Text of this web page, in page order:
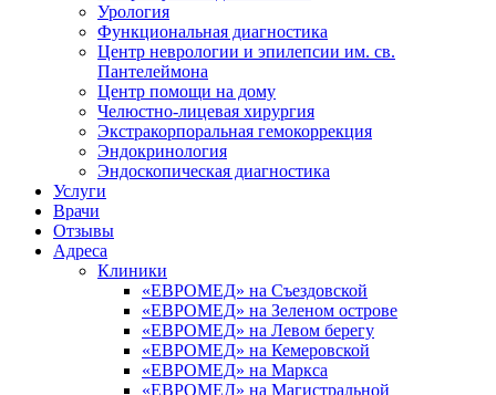
Урология
Функциональная диагностика
Центр неврологии и эпилепсии им. св.
Пантелеймона
Центр помощи на дому
Челюстно-лицевая хирургия
Экстракорпоральная гемокоррекция
Эндокринология
Эндоскопическая диагностика
Услуги
Врачи
Отзывы
Адреса
Клиники
«ЕВРОМЕД» на Съездовской
«ЕВРОМЕД» на Зеленом острове
«ЕВРОМЕД» на Левом берегу
«ЕВРОМЕД» на Кемеровской
«ЕВРОМЕД» на Маркса
«ЕВРОМЕД» на Магистральной